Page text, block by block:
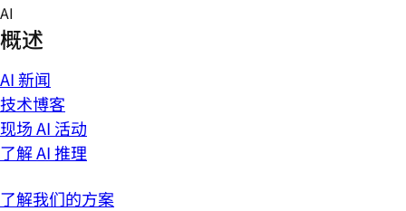
Skip
to
content
AI
概述
AI 新闻
技术博客
现场 AI 活动
了解 AI 推理
了解我们的方案